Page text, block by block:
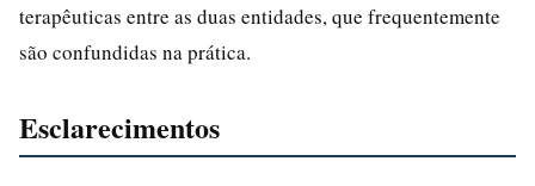
terapêuticas entre as duas entidades, que frequentemente
são confundidas na prática.
Esclarecimentos